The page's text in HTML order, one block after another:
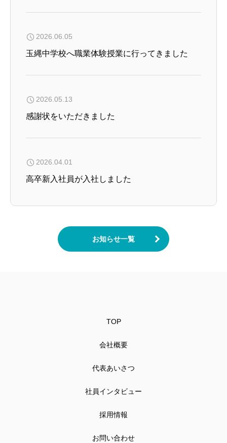
2026.06.05
玉縄中学校へ職業体験授業に行ってきました
2026.05.13
感謝状をいただきました
2026.04.01
高卒新入社員が入社しました
お知らせ一覧
TOP
会社概要
代表あいさつ
社員インタビュー
採用情報
お問い合わせ